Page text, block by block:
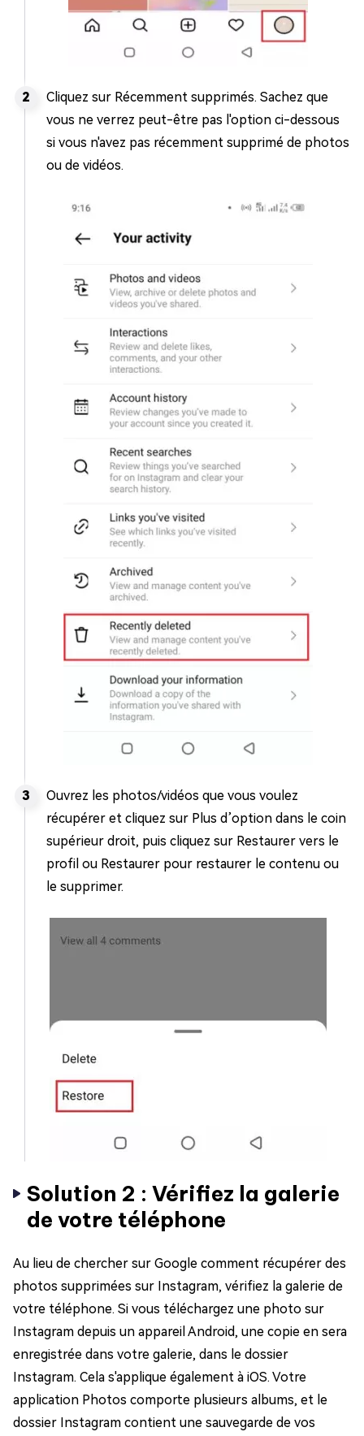
Cliquez sur Récemment supprimés. Sachez que
vous ne verrez peut-être pas l'option ci-dessous
si vous n'avez pas récemment supprimé de photos
ou de vidéos.
Ouvrez les photos/vidéos que vous voulez
récupérer et cliquez sur Plus d’option dans le coin
supérieur droit, puis cliquez sur Restaurer vers le
profil ou Restaurer pour restaurer le contenu ou
le supprimer.
Solution 2 : Vérifiez la galerie
de votre téléphone
Au lieu de chercher sur Google comment récupérer des
photos supprimées sur Instagram, vérifiez la galerie de
votre téléphone. Si vous téléchargez une photo sur
Instagram depuis un appareil Android, une copie en sera
enregistrée dans votre galerie, dans le dossier
Instagram. Cela s'applique également à iOS. Votre
application Photos comporte plusieurs albums, et le
dossier Instagram contient une sauvegarde de vos